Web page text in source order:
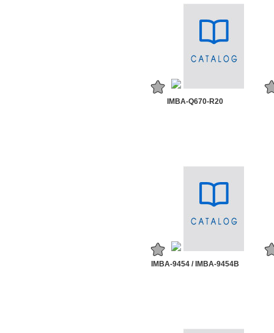
IMBA-Q670-R20
IMBA-9454 / IMBA-9454B